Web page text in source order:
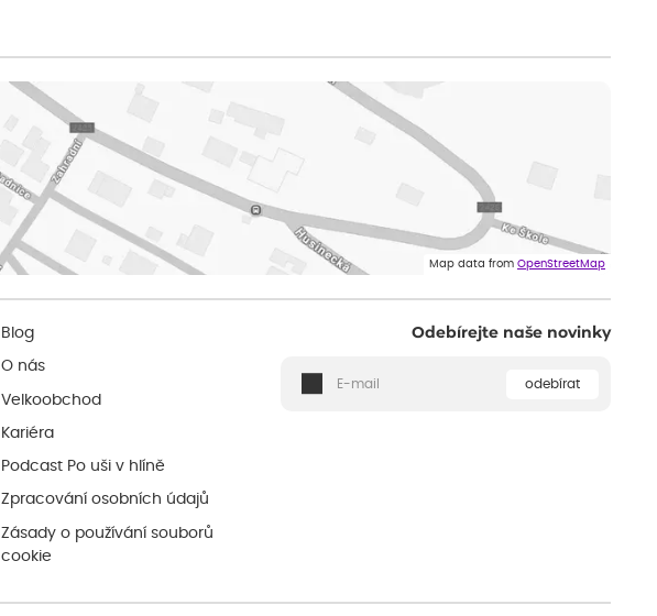
Map data from OpenStreetMap
Blog
O nás
Velkoobchod
Kariéra
Podcast Po uši v hlíně
Zpracování osobních údajů
Zásady o používání souborů
cookie
Odebírejte naše novinky
odebírat